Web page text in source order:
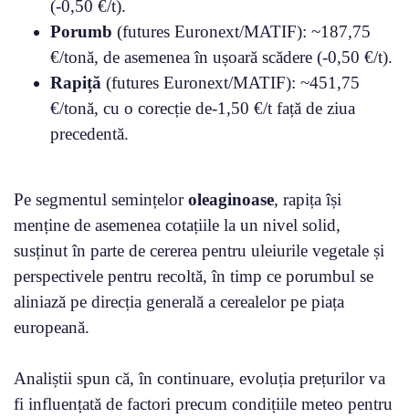
(-0,50 €/t).
Porumb (futures Euronext/MATIF): ~187,75
€/tonă, de asemenea în ușoară scădere (-0,50 €/t).
Rapiță (futures Euronext/MATIF): ~451,75
€/tonă, cu o corecție de-1,50 €/t față de ziua
precedentă.
Pe segmentul semințeloroleaginoase, rapița își
menține de asemenea cotațiile la un nivel solid,
susținut în parte de cererea pentru uleiurile vegetale și
perspectivele pentru recoltă, în timp ce porumbul se
aliniază pe direcția generală a cerealelor pe piața
europeană.
Analiștii spun că, în continuare, evoluția prețurilor va
fi influențată de factori precum condițiile meteo pentru